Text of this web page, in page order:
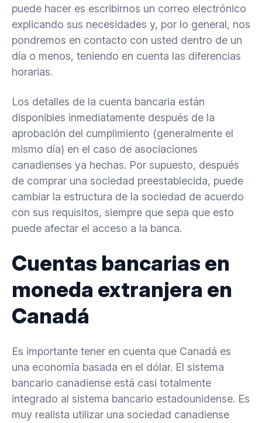
puede hacer es escribirnos un correo electrónico
explicando sus necesidades y, por lo general, nos
pondremos en contacto con usted dentro de un
día o menos, teniendo en cuenta las diferencias
horarias.
Los detalles de la cuenta bancaria están
disponibles inmediatamente después de la
aprobación del cumplimiento (generalmente el
mismo día) en el caso de asociaciones
canadienses ya hechas. Por supuesto, después
de comprar una sociedad preestablecida, puede
cambiar la estructura de la sociedad de acuerdo
con sus requisitos, siempre que sepa que esto
puede afectar el acceso a la banca.
Cuentas bancarias en
moneda extranjera en
Canadá
Es importante tener en cuenta que Canadá es
una economía basada en el dólar. El sistema
bancario canadiense está casi totalmente
integrado al sistema bancario estadounidense. Es
muy realista utilizar una sociedad canadiense